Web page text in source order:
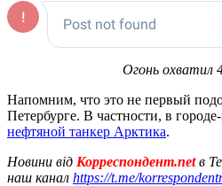
Огонь охватил
Напомним, что это не первый
Петербурге. В частности, в
нефтяной танкер Арктика.
Новини від Корреспондент.netв
наш канал https://t.me/